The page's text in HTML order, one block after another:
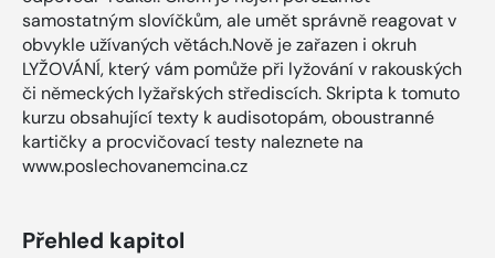
samostatným slovíčkům, ale umět správně reagovat v
obvykle užívaných větách.Nově je zařazen i okruh
LYŽOVÁNÍ, který vám pomůže při lyžování v rakouských
či německých lyžařských střediscích. Skripta k tomuto
kurzu obsahující texty k audisotopám, oboustranné
kartičky a procvičovací testy naleznete na
www.poslechovanemcina.cz
Přehled kapitol